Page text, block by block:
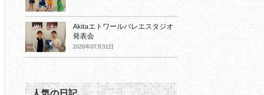
Akitaエトワールバレエスタジオ
発表会
2026年07月31日